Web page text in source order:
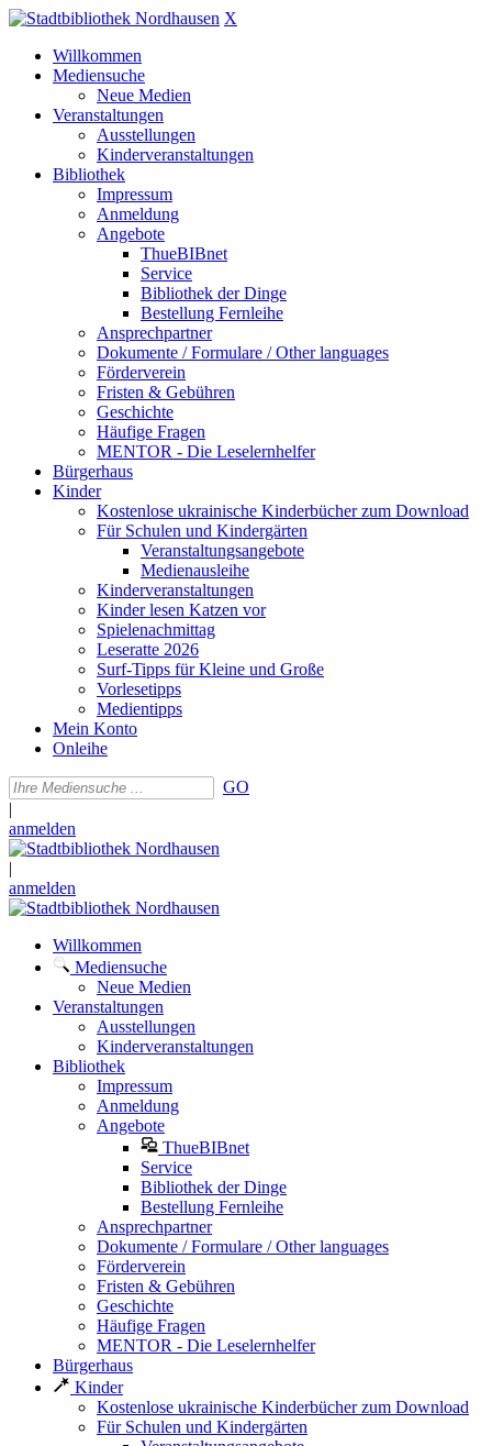
X
Willkommen
Mediensuche
Neue Medien
Veranstaltungen
Ausstellungen
Kinderveranstaltungen
Bibliothek
Impressum
Anmeldung
Angebote
ThueBIBnet
Service
Bibliothek der Dinge
Bestellung Fernleihe
Ansprechpartner
Dokumente / Formulare / Other languages
Förderverein
Fristen & Gebühren
Geschichte
Häufige Fragen
MENTOR - Die Leselernhelfer
Bürgerhaus
Kinder
Kostenlose ukrainische Kinderbücher zum Download
Für Schulen und Kindergärten
Veranstaltungsangebote
Medienausleihe
Kinderveranstaltungen
Kinder lesen Katzen vor
Spielenachmittag
Leseratte 2026
Surf-Tipps für Kleine und Große
Vorlesetipps
Medientipps
Mein Konto
Onleihe
GO
|
anmelden
|
anmelden
Willkommen
Mediensuche
Neue Medien
Veranstaltungen
Ausstellungen
Kinderveranstaltungen
Bibliothek
Impressum
Anmeldung
Angebote
ThueBIBnet
Service
Bibliothek der Dinge
Bestellung Fernleihe
Ansprechpartner
Dokumente / Formulare / Other languages
Förderverein
Fristen & Gebühren
Geschichte
Häufige Fragen
MENTOR - Die Leselernhelfer
Bürgerhaus
Kinder
Kostenlose ukrainische Kinderbücher zum Download
Für Schulen und Kindergärten